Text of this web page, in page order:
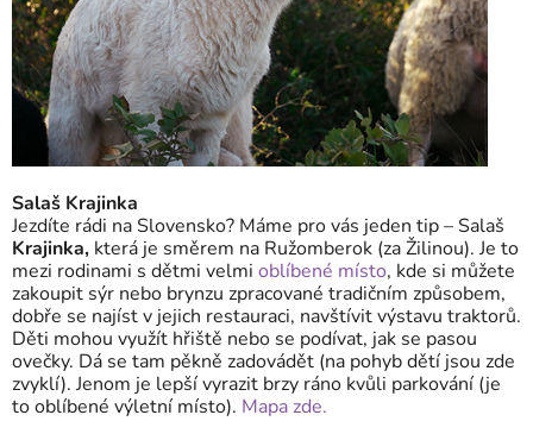
Salaš Krajinka
Jezdíte rádi na Slovensko? Máme pro vás jeden tip – Salaš
Krajinka, která je směrem na Ružomberok (za Žilinou). Je to
mezi rodinami s dětmi velmi oblíbené místo, kde si můžete
zakoupit sýr nebo brynzu zpracované tradičním způsobem,
dobře se najíst v jejich restauraci, navštívit výstavu traktorů.
Děti mohou využít hřiště nebo se podívat, jak se pasou
ovečky. Dá se tam pěkně zadovádět (na pohyb dětí jsou zde
zvyklí). Jenom je lepší vyrazit brzy ráno kvůli parkování (je
to oblíbené výletní místo). Mapa zde.